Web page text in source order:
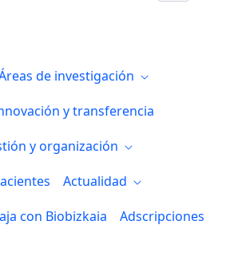
de investigación
y transferencia
y organización
Actualidad
con Biobizkaia
Adscripciones